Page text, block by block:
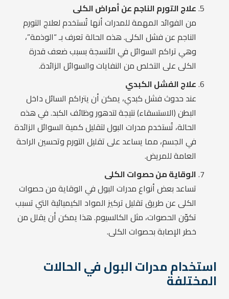
علاج التورم الناجم عن أمراض الكلى
من الفوائد المهمة للمدرات أنها تُستخدم لعلاج التورم
الناجم عن فشل الكلى. هذه الحالة تعرف بـ “الوذمة”،
وهي تراكم السوائل في الأنسجة بسبب ضعف قدرة
الكلى على التخلص من النفايات والسوائل الزائدة.
علاج الفشل الكبدي
عند حدوث فشل كبدي، يمكن أن يتراكم السائل داخل
البطن (الاستسقاء) نتيجة لتدهور وظائف الكبد. في هذه
الحالة، تُستخدم مدرات البول لتقليل كمية السوائل الزائدة
في الجسم، مما يساعد على تقليل التورم وتحسين الراحة
العامة للمريض.
الوقاية من حصوات الكلى
تساعد بعض أنواع مدرات البول في الوقاية من حصوات
الكلى عن طريق تقليل تركيز المواد الكيميائية التي تسبب
تكوّن الحصوات، مثل الكالسيوم. هذا يمكن أن يقلل من
خطر الإصابة بحصوات الكلى.
استخدام مدرات البول في الحالات
المختلفة